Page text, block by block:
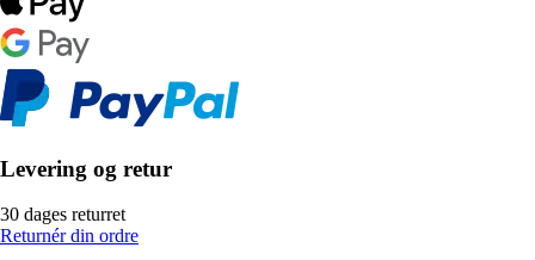
Levering og retur
30 dages returret
Returnér din ordre